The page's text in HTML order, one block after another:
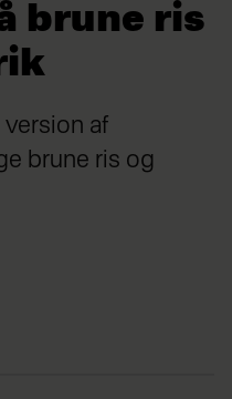
brune ris
version af
brune ris og